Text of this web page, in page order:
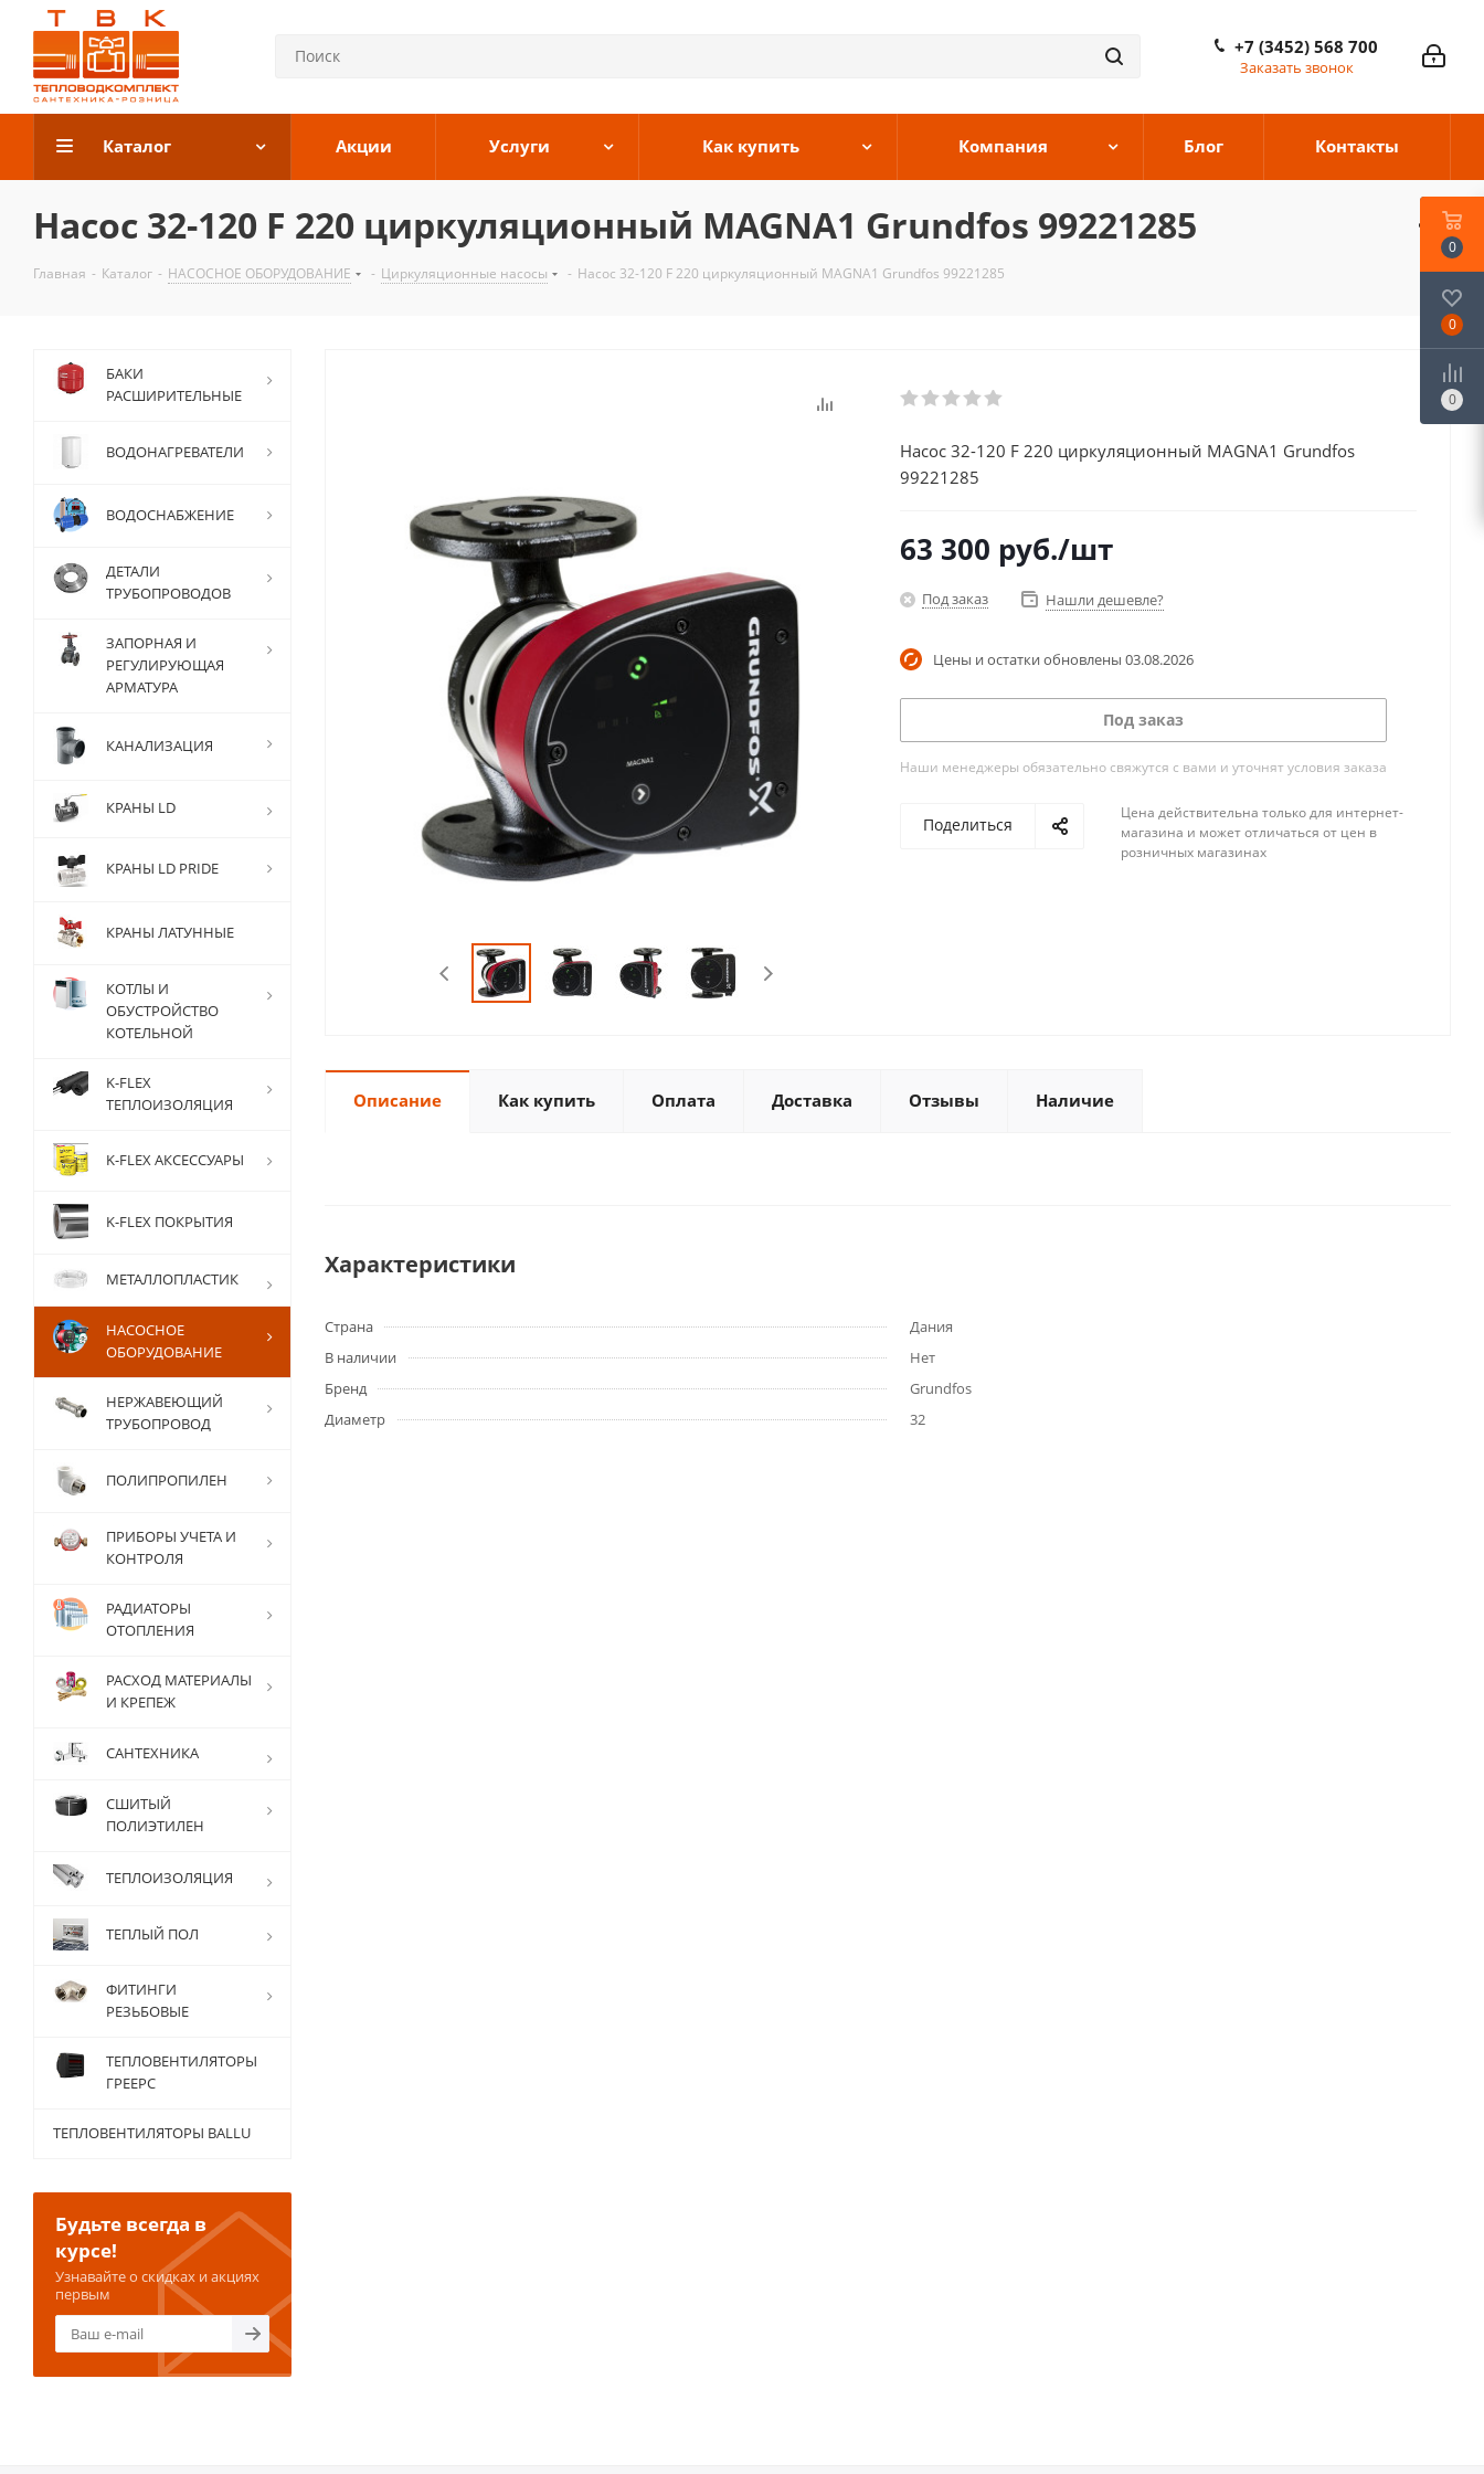
+7 (3452) 568 700
Заказать звонок
Каталог Акции Услуги Как купить Компания Блог Контакты
Насос 32-120 F 220 циркуляционный MAGNA1 Grundfos 99221285
Главная - Каталог - НАСОСНОЕ ОБОРУДОВАНИЕ - Циркуляционные насосы - Насос 32-120 F 220 циркуляционный MAGNA1 Grundfos 99221285
Насос 32-120 F 220 циркуляционный MAGNA1 Grundfos
99221285
63 300 руб./шт
Под заказ Нашли дешевле?
Цены и остатки обновлены 03.08.2026
Под заказ
Наши менеджеры обязательно свяжутся с вами и уточнят условия заказа
Поделиться
Цена действительна только для интернет-
магазина и может отличаться от цен в
розничных магазинах
Описание Как купить Оплата Доставка Отзывы Наличие
Характеристики
Страна
Дания
В наличии
Нет
Бренд
Grundfos
Диаметр
32
БАКИ
РАСШИРИТЕЛЬНЫЕ
ВОДОНАГРЕВАТЕЛИ
ВОДОСНАБЖЕНИЕ
ДЕТАЛИ
ТРУБОПРОВОДОВ
ЗАПОРНАЯ И
РЕГУЛИРУЮЩАЯ
АРМАТУРА
КАНАЛИЗАЦИЯ
КРАНЫ LD
КРАНЫ LD PRIDE
КРАНЫ ЛАТУННЫЕ
КОТЛЫ И
ОБУСТРОЙСТВО
КОТЕЛЬНОЙ
K-FLEX
ТЕПЛОИЗОЛЯЦИЯ
K-FLEX АКСЕССУАРЫ
K-FLEX ПОКРЫТИЯ
МЕТАЛЛОПЛАСТИК
НАСОСНОЕ
ОБОРУДОВАНИЕ
НЕРЖАВЕЮЩИЙ
ТРУБОПРОВОД
ПОЛИПРОПИЛЕН
ПРИБОРЫ УЧЕТА И
КОНТРОЛЯ
РАДИАТОРЫ
ОТОПЛЕНИЯ
РАСХОД МАТЕРИАЛЫ
И КРЕПЕЖ
САНТЕХНИКА
СШИТЫЙ
ПОЛИЭТИЛЕН
ТЕПЛОИЗОЛЯЦИЯ
ТЕПЛЫЙ ПОЛ
ФИТИНГИ
РЕЗЬБОВЫЕ
ТЕПЛОВЕНТИЛЯТОРЫ
ГРЕЕРС
ТЕПЛОВЕНТИЛЯТОРЫ BALLU
Будьте всегда в
курсе!
Узнавайте о скидках и акциях
первым
0
0
0